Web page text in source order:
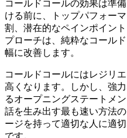
コールドコールの効果は準
ける前に、トップパフォー
割、潜在的なペインポイン
プローチは、純粋なコール
幅に改善します。
コールドコールにはレジリ
高くなります。しかし、強
るオープニングステートメ
話を生み出す最も速い方法
ージを持って適切な人に適
です。